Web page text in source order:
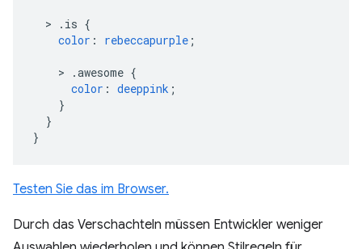
> .is {
color : rebeccapurple ;
> .awesome {
color : deeppink ;
}
}
}
Testen Sie das im Browser.
Durch das Verschachteln müssen Entwickler weniger